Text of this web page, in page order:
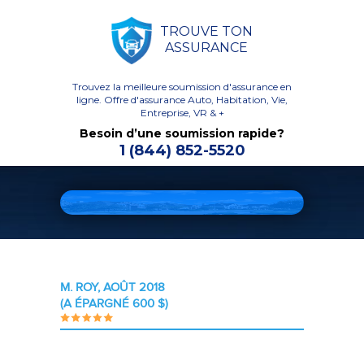
TROUVE TON
ASSURANCE
Trouvez la meilleure soumission d'assurance en
ligne. Offre d'assurance Auto, Habitation, Vie,
Entreprise, VR & +
Besoin d’une soumission rapide?
1 (844) 852-5520
M. ROY, AOÛT 2018
(A ÉPARGNÉ 600 $)